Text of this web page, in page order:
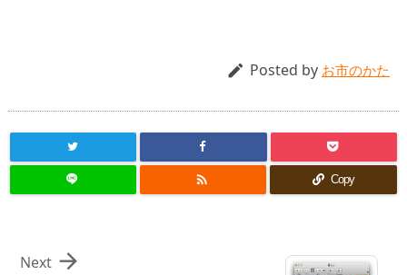
 Posted by お市のかた
 Copy

Next